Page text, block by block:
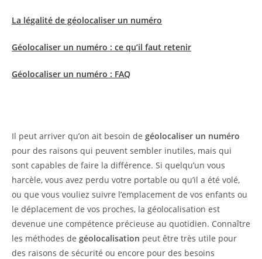
La légalité de géolocaliser un numéro
Géolocaliser un numéro : ce qu’il faut retenir
Géolocaliser un numéro : FAQ
Il peut arriver qu’on ait besoin de géolocaliser un numéro
pour des raisons qui peuvent sembler inutiles, mais qui
sont capables de faire la différence. Si quelqu’un vous
harcèle, vous avez perdu votre portable ou qu’il a été volé,
ou que vous vouliez suivre l’emplacement de vos enfants ou
le déplacement de vos proches, la géolocalisation est
devenue une compétence précieuse au quotidien. Connaître
les méthodes de géolocalisation peut être très utile pour
des raisons de sécurité ou encore pour des besoins